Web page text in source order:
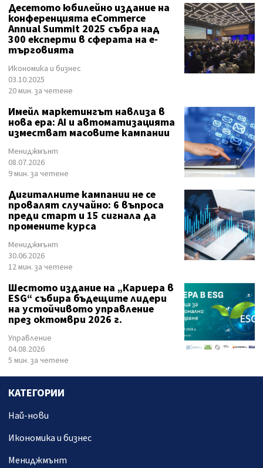
Десетото юбилейно издание на
конференцията eCommerce
Annual Summit 2025 събра над
300 експерти в сферата на е-
търговията
Икономика и бизнес
03.10.2025
20 мин. за четене
Имейл маркетингът навлиза в
нова ера: AI и автоматизацията
изместват масовите кампании
Мениджмънт
08.07.2026
9 мин. за четене
Дигиталните кампании не се
провалят случайно: 6 въпроса
преди старт и 15 сигнала да
промените курса
Мениджмънт
30.06.2026
12 мин. за четене
Шестото издание на „Кариера в
ESG“ събира бъдещите лидери
на устойчивото управление
през октомври 2026 г.
Управление
04.08.2026
5 мин. за четене
КАТЕГОРИИ
Най-нови
Икономика и бизнес
Мениджмънт